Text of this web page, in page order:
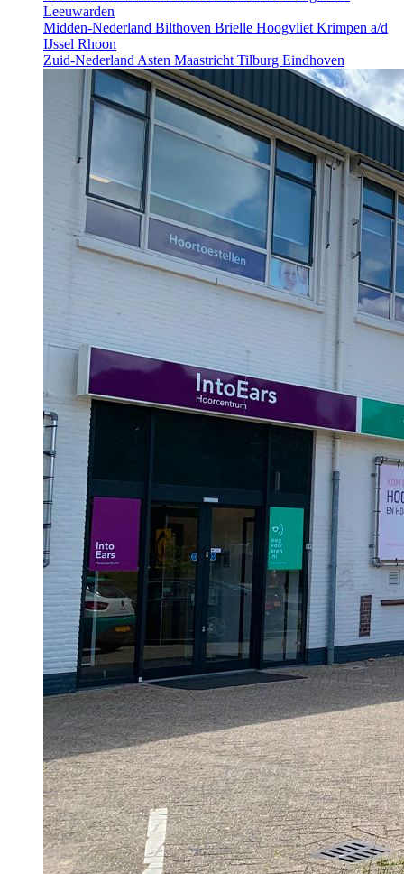
Leeuwarden
Midden-Nederland Bilthoven Brielle Hoogvliet Krimpen a/d
IJssel Rhoon
Zuid-Nederland Asten Maastricht Tilburg Eindhoven